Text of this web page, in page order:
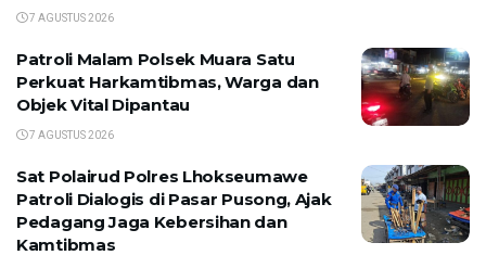
7 AGUSTUS 2026
Patroli Malam Polsek Muara Satu
Perkuat Harkamtibmas, Warga dan
Objek Vital Dipantau
7 AGUSTUS 2026
Sat Polairud Polres Lhokseumawe
Patroli Dialogis di Pasar Pusong, Ajak
Pedagang Jaga Kebersihan dan
Kamtibmas